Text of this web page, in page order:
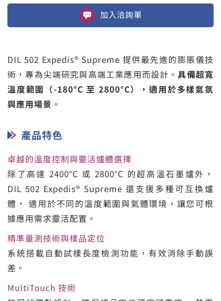
加入洽詢單
DIL 502 Expedis® Supreme 提供最先進的膨脹儀技
術，專為尖端研究與高端工業應用而設計。具備超寬
溫度範圍（-180°C 至 2800°C），適用於多樣氣氛
與應用場景 。
產品特色
卓越的溫度控制與靈活爐體選擇
除了高達 2400°C 或 2800°C 的超高溫石墨爐外，
DIL 502 Expedis® Supreme 還支援多種可互換爐
體， 適用於不同的溫度範圍與氣體環境，讓您可根
據應用需求靈活配置。
精準量測技術與樣品定位
系統搭載自動試樣長度檢測功能，有效消除手動誤
差。
MultiTouch 技術